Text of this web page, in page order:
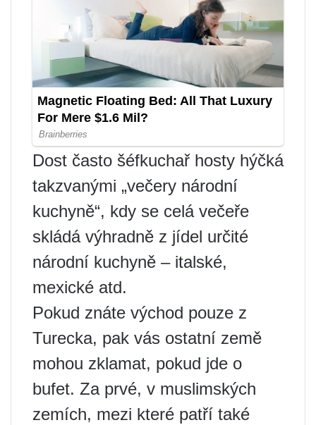
Dost často šéfkuchař hosty hýčká
takzvanými „večery národní
kuchyně“, kdy se celá večeře
skládá výhradně z jídel určité
národní kuchyně – italské,
mexické atd.
Pokud znáte východ pouze z
Turecka, pak vás ostatní země
mohou zklamat, pokud jde o
bufet. Za prvé, v muslimských
zemích, mezi které patří také